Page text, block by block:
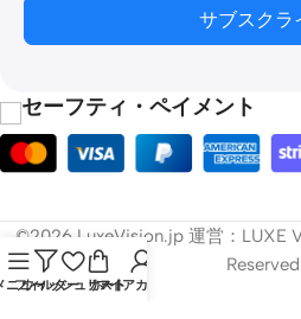
張力とクリーンでプロフェッショナ
多目的ルームに最適です。このスク
天井やケーシングに収納することが
フロアライジングスク
特に天井や壁への設置が困難な場合
サブスクラ
セーフティ・ペイメント
©2026 LuxeVision.jp 運営：LUXE
ニュー
フィルター
ウィッシュリスト
カート
マイアカウント